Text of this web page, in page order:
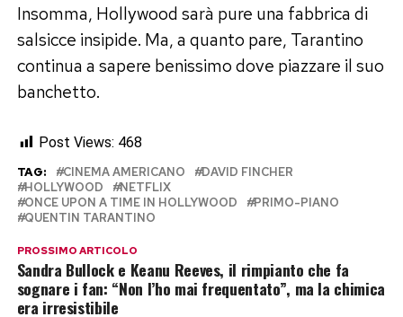
Insomma, Hollywood sarà pure una fabbrica di
salsicce insipide. Ma, a quanto pare, Tarantino
continua a sapere benissimo dove piazzare il suo
banchetto.
Post Views: 468
TAG: CINEMA AMERICANO
DAVID FINCHER
HOLLYWOOD
NETFLIX
ONCE UPON A TIME IN HOLLYWOOD
PRIMO-PIANO
QUENTIN TARANTINO
PROSSIMO ARTICOLO
Sandra Bullock e Keanu Reeves, il rimpianto che fa
sognare i fan: “Non l’ho mai frequentato”, ma la chimica
era irresistibile